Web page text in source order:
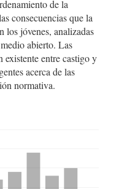
de la
consecuencias que la
los jóvenes, analizadas
abierto. Las
existente entre castigo y
acerca de las
normativa.